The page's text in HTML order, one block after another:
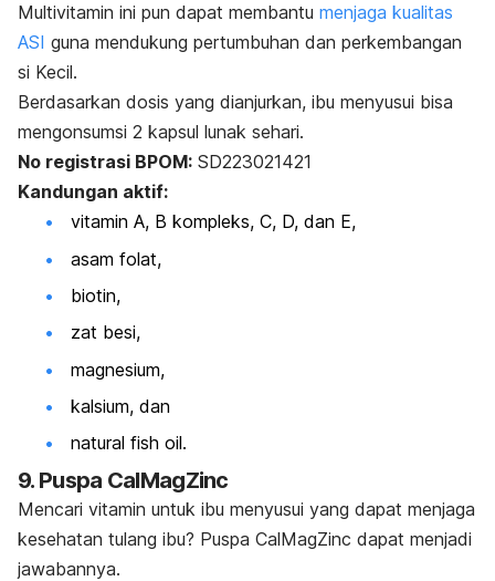
Multivitamin ini pun dapat membantu menjaga kualitas
ASI guna mendukung pertumbuhan dan perkembangan
si Kecil.
Berdasarkan dosis yang dianjurkan, ibu menyusui bisa
mengonsumsi 2 kapsul lunak sehari.
No registrasi BPOM: SD223021421
Kandungan aktif:
vitamin A, B kompleks, C, D, dan E,
asam folat,
biotin,
zat besi,
magnesium,
kalsium, dan
natural fish oil.
9. Puspa CalMagZinc
Mencari vitamin untuk ibu menyusui yang dapat menjaga
kesehatan tulang ibu? Puspa CalMagZinc dapat menjadi
jawabannya.